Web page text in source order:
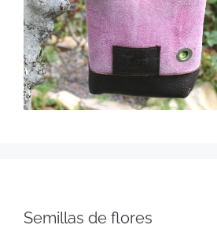
Semillas de flores